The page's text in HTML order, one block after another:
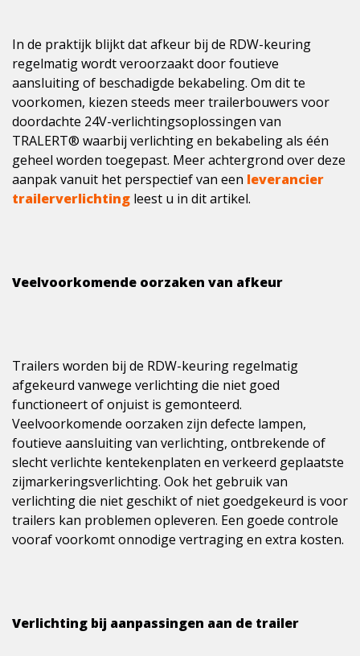
In de praktijk blijkt dat afkeur bij de RDW-keuring
regelmatig wordt veroorzaakt door foutieve
aansluiting of beschadigde bekabeling. Om dit te
voorkomen, kiezen steeds meer trailerbouwers voor
doordachte 24V-verlichtingsoplossingen van
TRALERT® waarbij verlichting en bekabeling als één
geheel worden toegepast. Meer achtergrond over deze
aanpak vanuit het perspectief van een leverancier
trailerverlichting leest u in dit artikel.
Veelvoorkomende oorzaken van afkeur
Trailers worden bij de RDW-keuring regelmatig
afgekeurd vanwege verlichting die niet goed
functioneert of onjuist is gemonteerd.
Veelvoorkomende oorzaken zijn defecte lampen,
foutieve aansluiting van verlichting, ontbrekende of
slecht verlichte kentekenplaten en verkeerd geplaatste
zijmarkeringsverlichting. Ook het gebruik van
verlichting die niet geschikt of niet goedgekeurd is voor
trailers kan problemen opleveren. Een goede controle
vooraf voorkomt onnodige vertraging en extra kosten.
Verlichting bij aanpassingen aan de trailer